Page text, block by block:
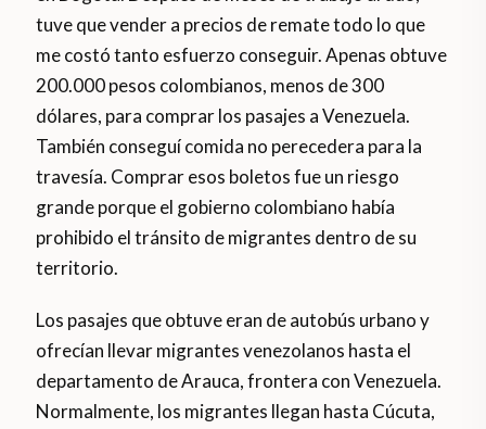
tuve que vender a precios de remate todo lo que
me costó tanto esfuerzo conseguir. Apenas obtuve
200.000 pesos colombianos, menos de 300
dólares, para comprar los pasajes a Venezuela.
También conseguí comida no perecedera para la
travesía. Comprar esos boletos fue un riesgo
grande porque el gobierno colombiano había
prohibido el tránsito de migrantes dentro de su
territorio.
Los pasajes que obtuve eran de autobús urbano y
ofrecían llevar migrantes venezolanos hasta el
departamento de Arauca, frontera con Venezuela.
Normalmente, los migrantes llegan hasta Cúcuta,